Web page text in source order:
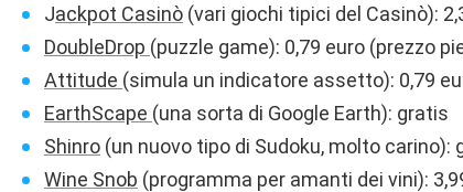
Jackpot Casinò (vari giochi tipici del Casinò):
DoubleDrop (puzzle game): 0,79 euro (prezzo
Attitude (simula un indicatore assetto): 0,79
EarthScape (una sorta di Google Earth): gratis
Shinro (un nuovo tipo di Sudoku, molto carino):
Wine Snob (programma per amanti dei vini):